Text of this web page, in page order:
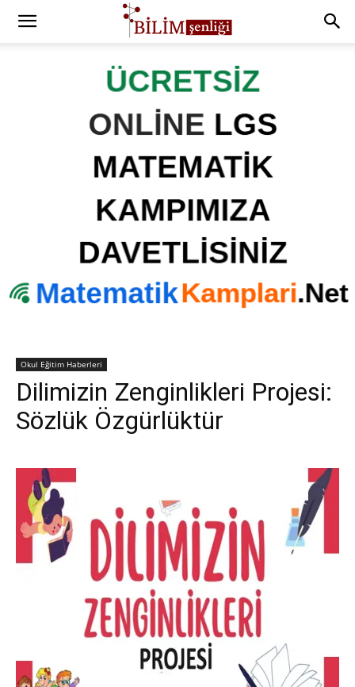
Okul Eğitim Haberleri
Dilimizin Zenginlikleri Projesi:
Sözlük Özgürlüktür